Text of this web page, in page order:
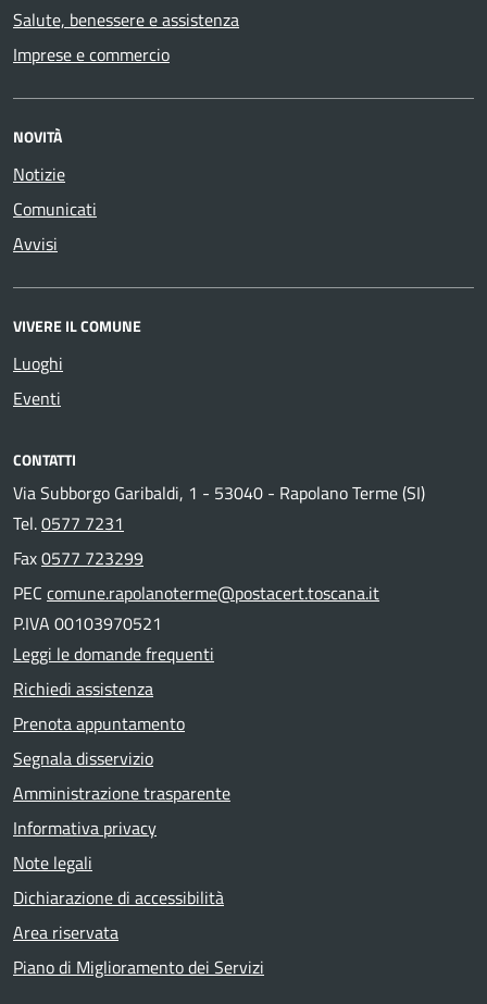
Salute, benessere e assistenza
Imprese e commercio
NOVITÀ
Notizie
Comunicati
Avvisi
VIVERE IL COMUNE
Luoghi
Eventi
CONTATTI
Via Subborgo Garibaldi, 1 - 53040 - Rapolano Terme (SI)
Tel.0577 7231
Fax0577 723299
PEC comune.rapolanoterme@postacert.toscana.it
P.IVA 00103970521
Leggi le domande frequenti
Richiedi assistenza
Prenota appuntamento
Segnala disservizio
Amministrazione trasparente
Informativa privacy
Note legali
Dichiarazione di accessibilità
Area riservata
Piano di Miglioramento dei Servizi